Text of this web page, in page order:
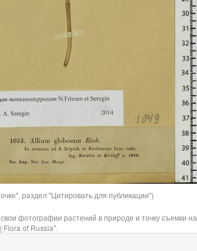
раздел "Цитировать для публикации")
фотографии растений в природе и точку съемки на
Flora of Russia".